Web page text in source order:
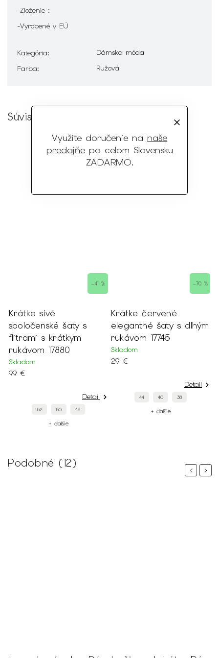
Využite doručenie na naše
predajňepo celom Slovensku
ZADARMO.
-Zloženie :
-Vyrobené v EÚ
Kategória:
Dámska móda
Farba: Ružová
Súvisiaci tovar
–41 %
Krátke sivé
spoločenské šaty s
flitrami s krátkym
rukávom 17880
Skladom
99 €
Detail
52 50 48
+ ďalšie
–70 %
Krátke červené
elegantné šaty s dlhým
rukávom 17745
Skladom
29 €
Detail
44 40 38
+ ďalšie
Podobné (12)
PreviousNext